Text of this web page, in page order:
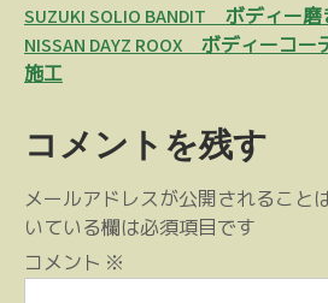
投
稿
ナ
ビ
ゲ
ー
シ
ョ
SUZUKI SOLIO BANDIT ボディー
NISSAN DAYZ ROOX ボディーコ
施工
コメントを残す
メールアドレスが公開されること
いている欄は必須項目です
コメント ※